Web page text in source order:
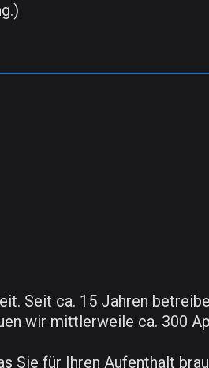
Seit ca. 15 Jahren
wir mittlerweile ca. 300
Sie für Ihren Aufenthalt